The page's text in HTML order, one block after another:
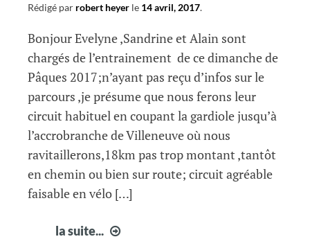
Rédigé par robert heyer le 14 avril, 2017.
Bonjour Evelyne ,Sandrine et Alain sont
chargés de l’entrainement de ce dimanche de
Pâques 2017;n’ayant pas reçu d’infos sur le
parcours ,je présume que nous ferons leur
circuit habituel en coupant la gardiole jusqu’à
l’accrobranche de Villeneuve où nous
ravitaillerons,18km pas trop montant ,tantôt
en chemin ou bien sur route; circuit agréable
faisable en vélo […]
la suite...